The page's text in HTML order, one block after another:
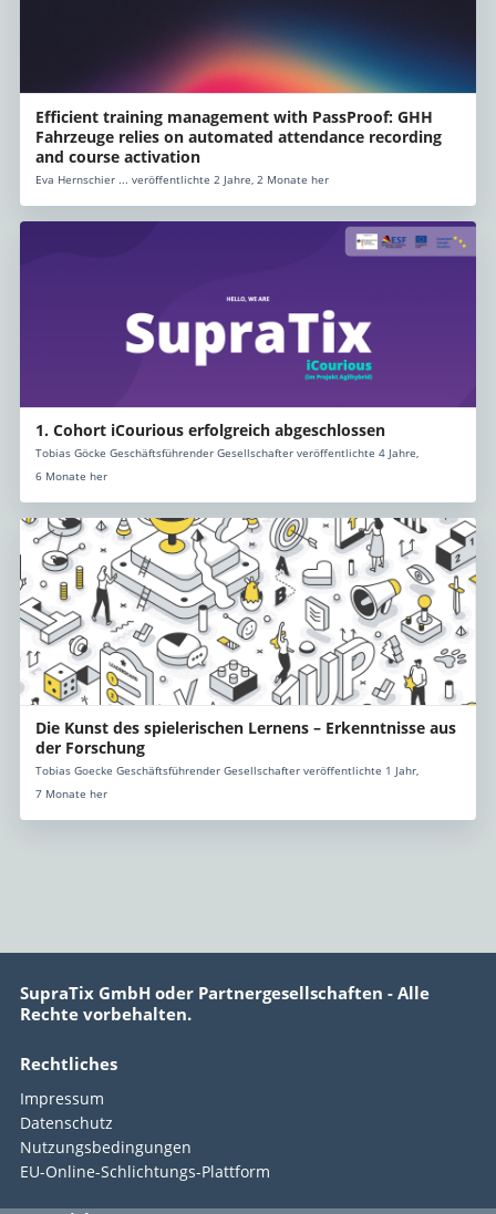
Efficient training management with PassProof: GHH
Fahrzeuge relies on automated attendance recording
and course activation
Eva Hernschier ... veröffentlichte 2 Jahre, 2 Monate her
1. Cohort iCourious erfolgreich abgeschlossen
Tobias Göcke Geschäftsführender Gesellschafter veröffentlichte 4 Jahre,
6 Monate her
Die Kunst des spielerischen Lernens – Erkenntnisse aus
der Forschung
Tobias Goecke Geschäftsführender Gesellschafter veröffentlichte 1 Jahr,
7 Monate her
SupraTix GmbH oder Partnergesellschaften - Alle
Rechte vorbehalten.
Rechtliches
Impressum
Datenschutz
Nutzungsbedingungen
EU-Online-Schlichtungs-Plattform